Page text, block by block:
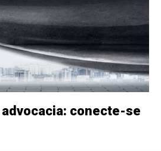
advocacia: conecte-se